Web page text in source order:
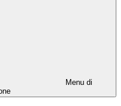
Menu di